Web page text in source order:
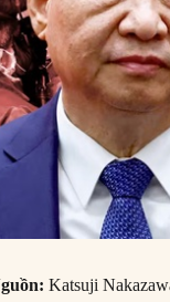
Katsuji